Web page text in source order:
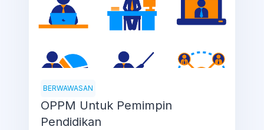
BERWAWASAN
OPPM Untuk Pemimpin
Pendidikan